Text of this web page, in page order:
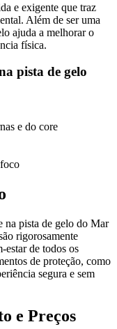
e exigente que traz
Além de ser uma
ajuda a melhorar o
física.
pista de gelo
e do core
na pista de gelo do Mar
rigorosamente
estar de todos os
de proteção, como
segura e sem
e Preços